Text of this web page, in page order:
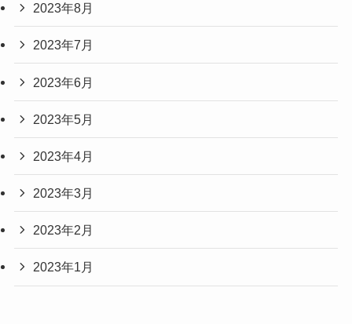
2023年8月
2023年7月
2023年6月
2023年5月
2023年4月
2023年3月
2023年2月
2023年1月